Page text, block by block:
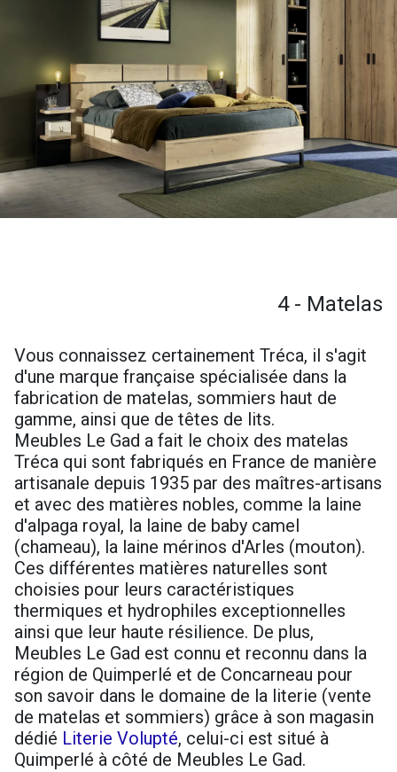
4 - Matelas
Vous connaissez certainement Tréca, il s'agit
d'une marque française spécialisée dans la
fabrication de matelas, sommiers haut de
gamme, ainsi que de têtes de lits.
Meubles Le Gad a fait le choix des matelas
Tréca qui sont fabriqués en France de manière
artisanale depuis 1935 par des maîtres-artisans
et avec des matières nobles, comme la laine
d'alpaga royal, la laine de baby camel
(chameau), la laine mérinos d'Arles (mouton).
Ces différentes matières naturelles sont
choisies pour leurs caractéristiques
thermiques et hydrophiles exceptionnelles
ainsi que leur haute résilience. De plus,
Meubles Le Gad est connu et reconnu dans la
région de Quimperlé et de Concarneau pour
son savoir dans le domaine de la literie (vente
de matelas et sommiers) grâce à son magasin
dédié Literie Volupté, celui-ci est situé à
Quimperlé à côté de Meubles Le Gad.